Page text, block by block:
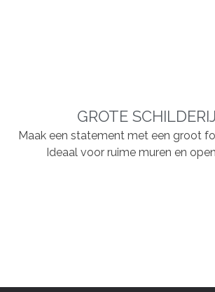
GROTE
Maak een statement met een groot
Ideaal voor ruime muren en